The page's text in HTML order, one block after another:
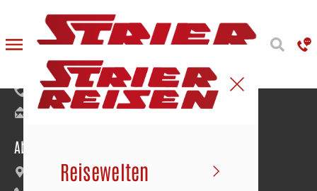
Reisewelten
Reiseanmeldung
Bäumerstraße 9–11 | 49477 Ibbenbüren
+49 5451 91020
info@strier.de
Abfahrt der Busse
Maybachstraße 22 | Gewerbegebiet Süd